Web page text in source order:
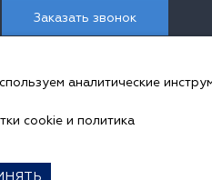
Заказать звонок
контексте положений ч.2 ст. 437 ГК
ООО «Антика».
аналитические
cookie и политика